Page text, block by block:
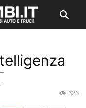
626